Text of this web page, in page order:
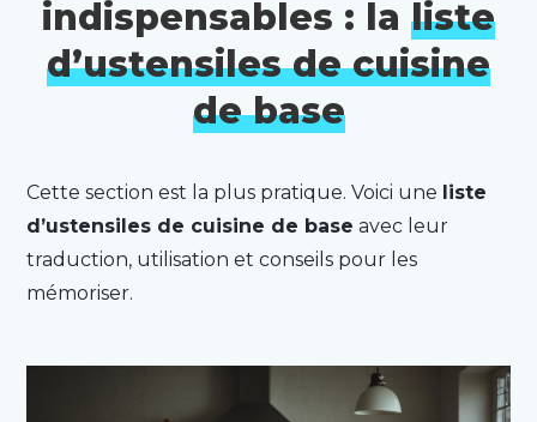
indispensables : la liste
d’ustensiles de cuisine
de base
Cette section est la plus pratique. Voici une liste
d’ustensiles de cuisine de base avec leur
traduction, utilisation et conseils pour les
mémoriser.